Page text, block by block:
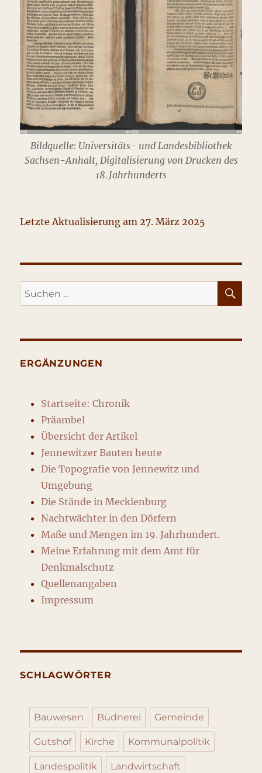
Bildquelle: Universitäts- und Landesbibliothek
Sachsen-Anhalt, Digitalisierung von Drucken des
18. Jahrhunderts
Letzte Aktualisierung am 27. März 2025
Suche
nach:
ERGÄNZUNGEN
Startseite: Chronik
Präambel
Übersicht der Artikel
Jennewitzer Bauten heute
Die Topografie von Jennewitz und
Umgebung
Die Stände in Mecklenburg
Nachtwächter in den Dörfern
Maße und Mengen im 19. Jahrhundert.
Meine Erfahrung mit dem Amt für
Denkmalschutz
Quellenangaben
Impressum
SCHLAGWÖRTER
Bauwesen Büdnerei Gemeinde
Gutshof Kirche Kommunalpolitik
Landespolitik Landwirtschaft